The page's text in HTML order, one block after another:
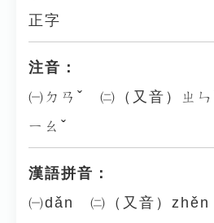
正字
注音：
㈠ㄉㄢˇ ㈡（又音）ㄓ
ㄧㄠˇ
漢語拼音：
㈠dǎn ㈡（又音）